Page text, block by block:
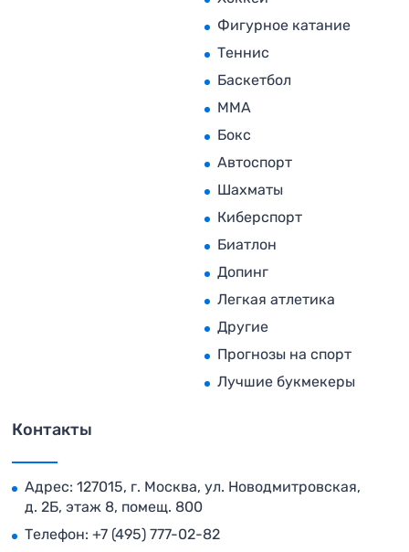
Фигурное катание
Теннис
Баскетбол
MMA
Бокс
Автоспорт
Шахматы
Киберспорт
Биатлон
Допинг
Легкая атлетика
Другие
Прогнозы на спорт
Лучшие букмекеры
Контакты
Адрес: 127015, г. Москва, ул. Новодмитровская,
д. 2Б, этаж 8, помещ. 800
Телефон: +7 (495) 777-02-82